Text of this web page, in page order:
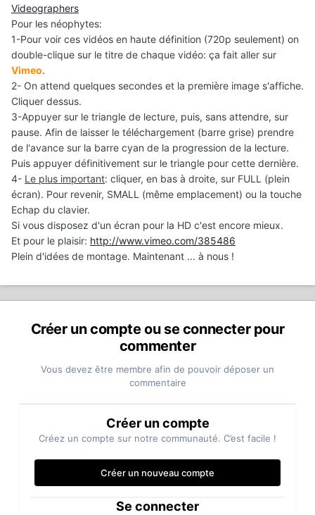
Videographers
Pour les néophytes:
1-Pour voir ces vidéos en haute définition (720p seulement) on
double-clique sur le titre de chaque vidéo: ça fait aller sur
Vimeo.
2- On attend quelques secondes et la première image s'affiche.
Cliquer dessus.
3-Appuyer sur le triangle de lecture, puis, sans attendre, sur
pause. Afin de laisser le téléchargement (barre grise) prendre
de l'avance sur la barre cyan de la progression de la lecture.
Puis appuyer définitivement sur le triangle pour cette dernière.
4- Le plus important: cliquer, en bas à droite, sur FULL (plein
écran). Pour revenir, SMALL (même emplacement) ou la touche
Echap du clavier.
Si vous disposez d'un écran pour la HD c'est encore mieux.
Et pour le plaisir: http://www.vimeo.com/385486
Plein d'idées de montage. Maintenant ... à nous !
Créer un compte ou se connecter pour
commenter
Vous devez être membre afin de pouvoir déposer un
commentaire
Créer un compte
Créez un compte sur notre communauté. C’est facile !
Créer un nouveau compte
Se connecter